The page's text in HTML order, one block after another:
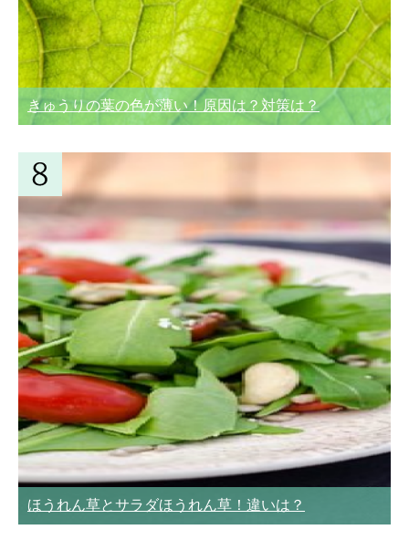
きゅうりの葉の色が薄い！原因は？対策は？
ほうれん草とサラダほうれん草！違いは？